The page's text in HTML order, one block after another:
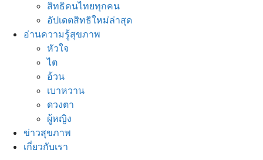
สิทธิคนไทยทุกคน
อัปเดตสิทธิใหม่ล่าสุด
อ่านความรู้สุขภาพ
หัวใจ
ไต
อ้วน
เบาหวาน
ดวงตา
ผู้หญิง
ข่าวสุขภาพ
เกี่ยวกับเรา